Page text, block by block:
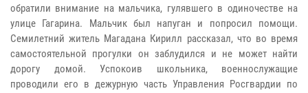
обратили внимание на мальчика, гулявшего в одиночестве на
улице Гагарина. Мальчик был напуган и попросил помощи.
Семилетний житель Магадана Кирилл рассказал, что во время
самостоятельной прогулки он заблудился и не может найти
дорогу домой. Успокоив школьника, военнослужащие
проводили его в дежурную часть Управления Росгвардии по